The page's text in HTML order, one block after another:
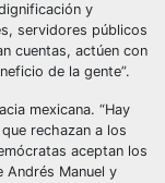
y
servidores públicos
cuentas, actúen con
de la gente”.
mexicana. “Hay
rechazan a los
aceptan los
Andrés Manuel y